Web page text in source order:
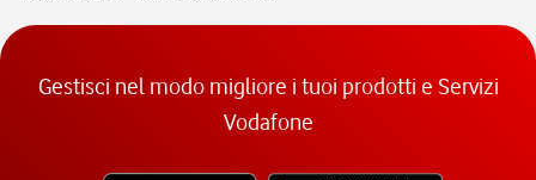
Gestisci nel modo migliore i tuoi prodotti e Servizi
Vodafone